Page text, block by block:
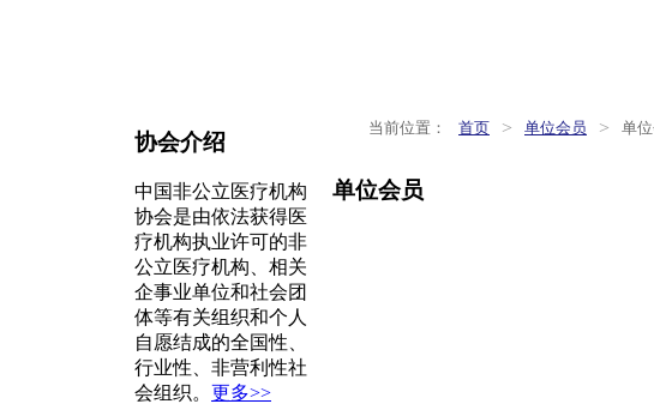
协会介绍
中国非公立医疗机构
协会是由依法获得医
疗机构执业许可的非
公立医疗机构、相关
企事业单位和社会团
体等有关组织和个人
自愿结成的全国性、
行业性、非营利性社
会组织。 更多>>
当前位置： 首页 > 单位会员 > 单
单位会员